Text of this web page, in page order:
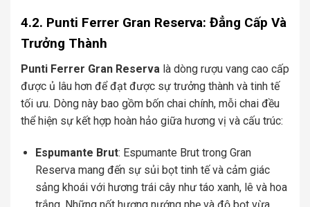
4.2. Punti Ferrer Gran Reserva: Đẳng Cấp Và
Trưởng Thành
Punti Ferrer Gran Reserva là dòng rượu vang cao cấp
được ủ lâu hơn để đạt được sự trưởng thành và tinh tế
tối ưu. Dòng này bao gồm bốn chai chính, mỗi chai đều
thể hiện sự kết hợp hoàn hảo giữa hương vị và cấu trúc:
Espumante Brut: Espumante Brut trong Gran
Reserva mang đến sự sủi bọt tinh tế và cảm giác
sảng khoái với hương trái cây như táo xanh, lê và hoa